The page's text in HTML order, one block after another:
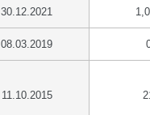
30.12.2021
08.03.2019
11.10.2015